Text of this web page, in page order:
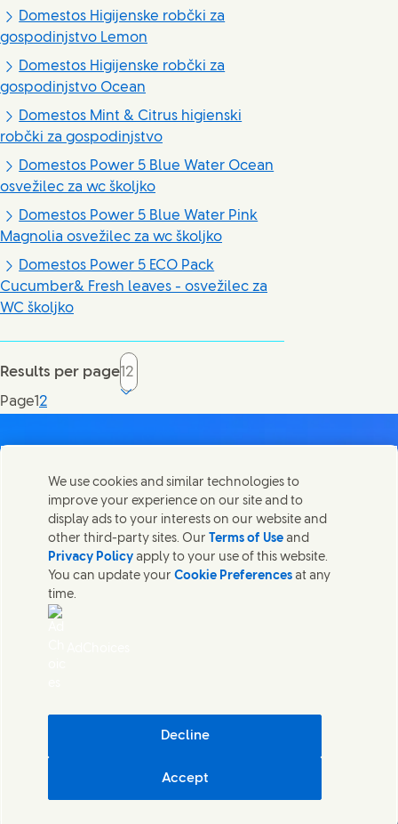
Domestos Higijenske robčki za
gospodinjstvo Lemon
Domestos Higijenske robčki za
gospodinjstvo Ocean
Domestos Mint & Citrus higienski
robčki za gospodinjstvo
Domestos Power 5 Blue Water Ocean
osvežilec za wc školjko
Domestos Power 5 Blue Water Pink
Magnolia osvežilec za wc školjko
Domestos Power 5 ECO Pack
Cucumber& Fresh leaves - osvežilec za
WC školjko
Results per page
PageCurrent page, page
12
Share this page
Share this page on Facebook
Share this page on X
Share this page on Linked In
Share this page on E-mail
Kontaktirajte nas
Stopite v stik z Unilever PLC in specialističnimi ekipami v
našem sedežu ali poiščite kontakte po vsem svetu.
Zemljevid strani
Cosmetic ingredient database - European Commission
We use cookies and similar technologies to
improve your experience on our site and to
display ads to your interests on our website and
other third-party sites. Our Terms of Use and
Privacy Policy apply to your use of this website.
You can update yourCookie Preferences at any
time.
Decline
Accept